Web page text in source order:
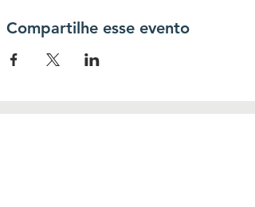
Compartilhe esse evento